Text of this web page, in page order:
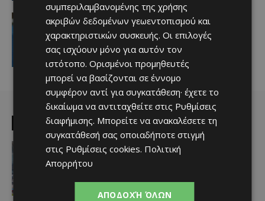
video
«Η αγάπη μου για την ΑΕΛ δεν μπορεί
να σταματήσει – Μια μέρα θα
είμαστε ξανά μαζί» (video)
Afentiko - 07/08/2026
EDITOR PICKS
Πολύ μεγάλο ενδιαφέρον για ένα
«μαγικό χαρτάκι»
συμπεριλαμβανομένης της χρήσης
ακριβών δεδομένων γεωεντοπισμού και
χαρακτηριστικών συσκευής. Οι επιλογές
σας ισχύουν μόνο για αυτόν τον
ιστότοπο. Ορισμένοι προμηθευτές
μπορεί να βασίζονται σε έννομο
συμφέρον αντί για συγκατάθεση· έχετε το
δικαίωμα να αντιταχθείτε στις Ρυθμίσεις
διαφήμισης. Μπορείτε να ανακαλέσετε τη
συγκατάθεσή σας οποιαδήποτε στιγμή
στις Ρυθμίσεις cookies. Πολιτική
Απορρήτου
ΑΠΟΔΟΧΉ ΌΛΩΝ